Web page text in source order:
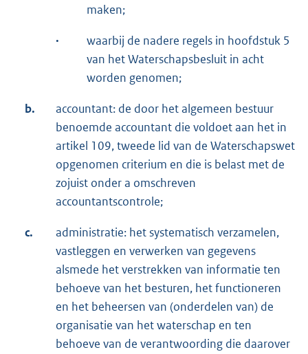
maken;
·
waarbij de nadere regels in hoofdstuk 5
van het Waterschapsbesluit in acht
worden genomen;
b.
accountant: de door het algemeen bestuur
benoemde accountant die voldoet aan het in
artikel 109, tweede lid van de Waterschapswet
opgenomen criterium en die is belast met de
zojuist onder a omschreven
accountantscontrole;
c.
administratie: het systematisch verzamelen,
vastleggen en verwerken van gegevens
alsmede het verstrekken van informatie ten
behoeve van het besturen, het functioneren
en het beheersen van (onderdelen van) de
organisatie van het waterschap en ten
behoeve van de verantwoording die daarover